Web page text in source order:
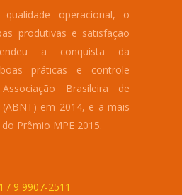
operacional, o
produtivas e satisfação
a conquista da
práticas e controle
Brasileira de
em 2014, e a mais
Prêmio MPE 2015.
/ 9 9907-2511